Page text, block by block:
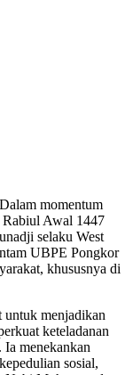
momentum
Awal 1447
selaku West
UBPE Pongkor
khususnya di
untuk menjadikan
keteladanan
menekankan
sosial,